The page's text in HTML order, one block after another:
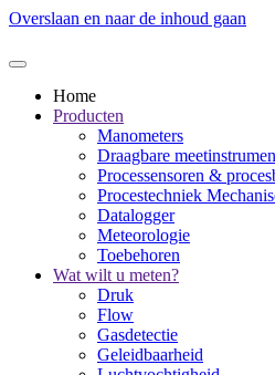
Overslaan en naar de inhoud gaan
Home
Producten
Manometers
Draagbare
Processensoren &
Procestechniek
Datalogger
Meteorologie
Toebehoren
Wat wilt u meten?
Druk
Flow
Gasdetectie
Geleidbaarheid